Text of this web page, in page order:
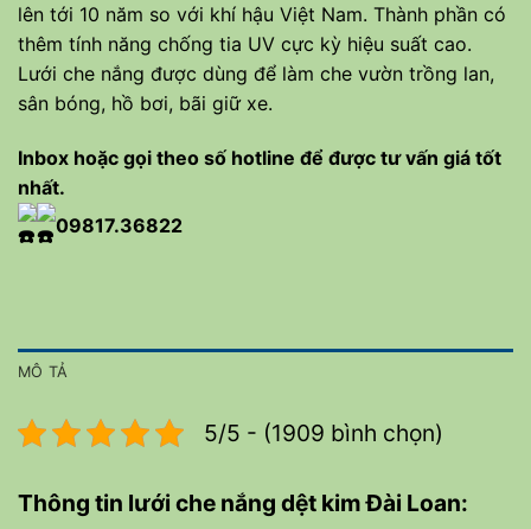
lên tới 10 năm so với khí hậu Việt Nam. Thành phần có
thêm tính năng chống tia UV cực kỳ hiệu suất cao.
Lưới che nắng được dùng để làm che vườn trồng lan,
sân bóng, hồ bơi, bãi giữ xe.
Inbox hoặc gọi theo số hotline để được tư vấn giá tốt
nhất.
09817.36822
MÔ TẢ
5/5 - (1909 bình chọn)
Thông tin lưới che nắng dệt kim Đài Loan: